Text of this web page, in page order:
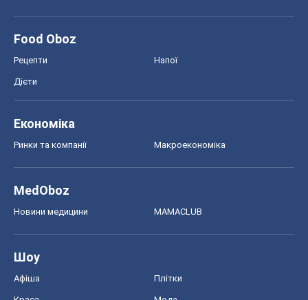
Food Oboz
Рецепти Напої
Дієти
Економіка
Ринки та компанії Макроекономіка
MedOboz
Новини медицини MAMACLUB
Шоу
Афіша Плітки